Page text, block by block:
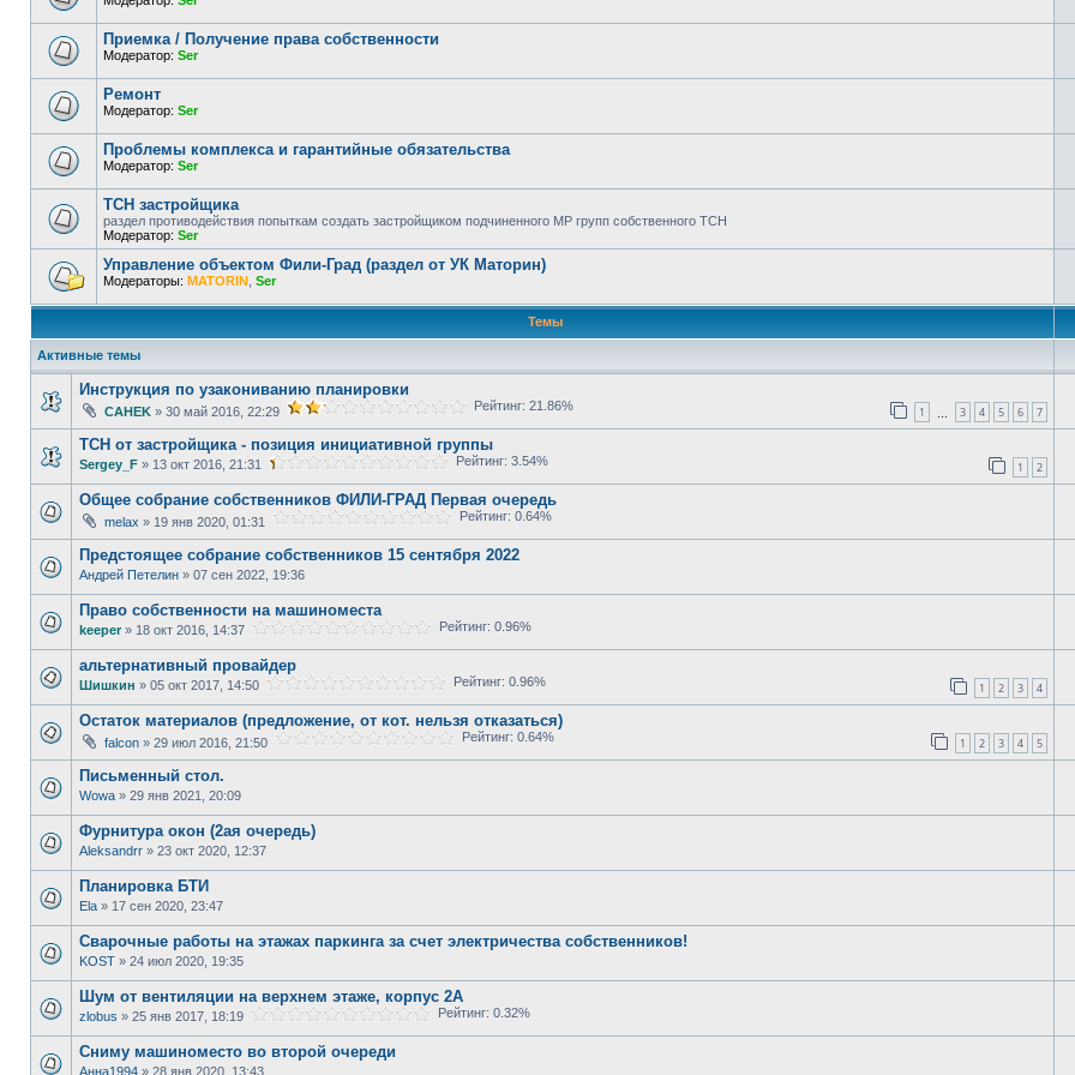
Приемка / Получение права собственности
Модератор: Ser
Ремонт
Модератор: Ser
Проблемы комплекса и гарантийные обязательства
Модератор: Ser
ТСН застройщика
раздел противодействия попыткам создать застройщиком подчиненного МР групп собственного ТСН
Модератор: Ser
Управление объектом Фили-Град (раздел от УК Маторин)
Модераторы: MATORIN Ser
Темы
Активные темы
Инструкция по узакониванию планировки
CAHEK » 30 май 2016, 22:29 1 3 4 5 6 7
Рейтинг: 21.86%
ТСН от застройщика - позиция инициативной группы
Sergey_F » 13 окт 2016, 21:31 1 2
Рейтинг: 3.54%
Общее собрание собственников ФИЛИ-ГРАД Первая очередь
melax » 19 янв 2020, 01:31 Рейтинг: 0.64%
Предстоящее собрание собственников 15 сентября 2022
Андрей Петелин » 07 сен 2022, 19:36
Право собственности на машиноместа
keeper » 18 окт 2016, 14:37 Рейтинг: 0.96%
альтернативный провайдер
Шишкин » 05 окт 2017, 14:50 1 2 3 4
Рейтинг: 0.96%
Остаток материалов (предложение, от кот. нельзя отказаться)
falcon » 29 июл 2016, 21:50 1 2 3 4 5
Рейтинг: 0.64%
Письменный стол.
Wowa » 29 янв 2021, 20:09
Фурнитура окон (2ая очередь)
Aleksandrr » 23 окт 2020, 12:37
Планировка БТИ
Ela » 17 сен 2020, 23:47
Сварочные работы на этажах паркинга за счет электричества собственников!
KOST » 24 июл 2020, 19:35
Шум от вентиляции на верхнем этаже, корпус 2А
zlobus » 25 янв 2017, 18:19 Рейтинг: 0.32%
Сниму машиноместо во второй очереди
Анна1994 » 28 янв 2020, 13:43